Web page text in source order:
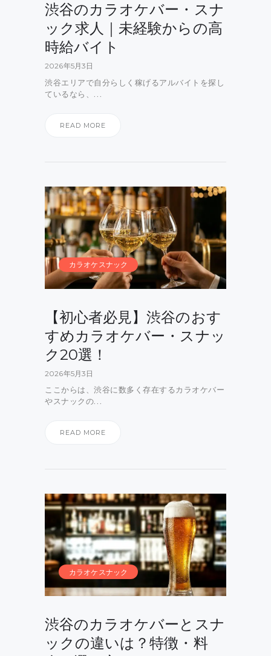
渋谷のカラオケバー・スナ
ック求人｜未経験からの高
時給バイト
2026年5月3日
渋谷エリアで自分らしく稼げるアルバイトを探し
ているなら、…
READ MORE
カラオケスナック
【初心者必見】渋谷のおす
すめカラオケバー・スナッ
ク20選！
2026年5月3日
ここからは、渋谷に数多く存在するカラオケバー
やスナックの…
READ MORE
カラオケスナック
渋谷のカラオケバーとスナ
ックの違いは？特徴・料